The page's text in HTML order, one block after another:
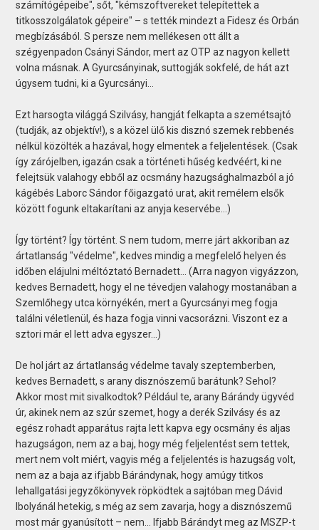
számítógépeibe", sőt, "kémszoftvereket telepítettek a
titkosszolgálatok gépeire" – s tették mindezt a Fidesz és Orbán
megbízásából. S persze nem mellékesen ott állt a
szégyenpadon Csányi Sándor, mert az OTP az nagyon kellett
volna másnak. A Gyurcsányinak, suttogják sokfelé, de hát azt
úgysem tudni, ki a Gyurcsányi…
Ezt harsogta világgá Szilvásy, hangját felkapta a szemétsajtó
(tudják, az objektív!), s a közel ülő kis disznó szemek rebbenés
nélkül közölték a hazával, hogy elmentek a feljelentések. (Csak
így zárójelben, igazán csak a történeti hűség kedvéért, ki ne
felejtsük valahogy ebből az ocsmány hazugsághalmazból a jó
kágébés Laborc Sándor főigazgató urat, akit remélem elsők
között fogunk eltakarítani az anyja keservébe…)
Így történt? Így történt. S nem tudom, merre járt akkoriban az
ártatlanság "védelme", kedves mindig a megfelelő helyen és
időben elájulni méltóztató Bernadett… (Arra nagyon vigyázzon,
kedves Bernadett, hogy el ne tévedjen valahogy mostanában a
Szemlőhegy utca környékén, mert a Gyurcsányi meg fogja
találni véletlenül, és haza fogja vinni vacsorázni. Viszont ez a
sztori már el lett adva egyszer…)
De hol járt az ártatlanság védelme tavaly szeptemberben,
kedves Bernadett, s arany disznószemű barátunk? Sehol?
Akkor most mit sivalkodtok? Például te, arany Bárándy ügyvéd
úr, akinek nem az szúr szemet, hogy a derék Szilvásy és az
egész rohadt apparátus rajta lett kapva egy ocsmány és aljas
hazugságon, nem az a baj, hogy még feljelentést sem tettek,
mert nem volt miért, vagyis még a feljelentés is hazugság volt,
nem az a baja az ifjabb Bárándynak, hogy amúgy titkos
lehallgatási jegyzőkönyvek röpködtek a sajtóban meg Dávid
Ibolyánál hetekig, s még az sem zavarja, hogy a disznószemű
most már gyanúsított – nem… Ifjabb Bárándyt meg az MSZP-t